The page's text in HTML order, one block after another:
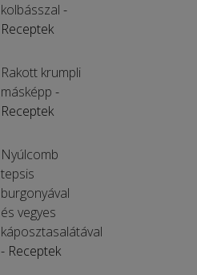
kolbásszal -
Receptek
Rakott krumpli
másképp -
Receptek
Nyúlcomb
tepsis
burgonyával
és vegyes
káposztasalátával
- Receptek